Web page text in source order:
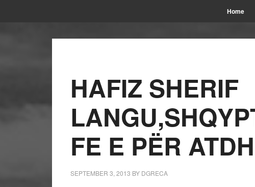
Home
HAFIZ SHERIF
FE E PËR
SEPTEMBER 3, 2013 BY DGRECA